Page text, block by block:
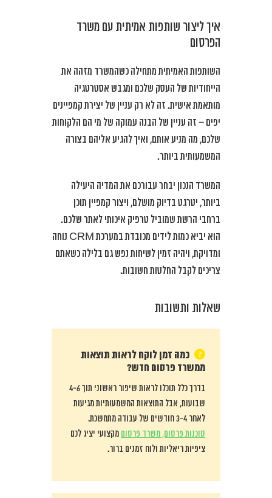
איך ליצור שותפות אמיתית עם משרד
הפרסום
השותפות האמיתית מתחילה כשהמשרד מזהה את
הייחודיות של העסק שלכם ומגבש אסטרטגיה
מותאמת אישית. זה לא רק עניין של יצירת קמפיינים
יפים – זה עניין של הבנה עמוקה של מי הם הלקוחות
שלכם, מה מניע אותם, ואיך להגיע אליהם בצורה
המשמעותית ביותר.
המשרד הנכון יבחר עבורכם את המדיה היעילה
ביותר, יטרגט בדיוק מושלם, ויצור קמפיין תוכן
ברחבי הרשת שמוביל טרפיק איכותי לאתר שלכם.
הוא יביא כמות לידים מכובדת במערכת CRM נוחה
ומדויקת, ויהיה זמין לשיחות נפש גם בלילה כשאתם
צריכים לקבל החלטות חשובות.
שאלות ותשובות
כמה זמן לוקח לראות תוצאות
ממשרד פרסום חדש?
בדרך כלל תוכלו לראות שיפור ראשוני תוך 4-6
שבועות, אבל התוצאות המשמעותיות מגיעות
לאחר 3-4 חודשים של עבודה מתמשכת.
סוכנות פרסום, משרד פרסום מקצועי יציג לכם
ציפיות ריאליות ולוח זמנים ברור.